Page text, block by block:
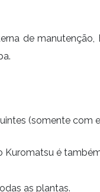
de manutenção,
(somente com
é
as plantas.